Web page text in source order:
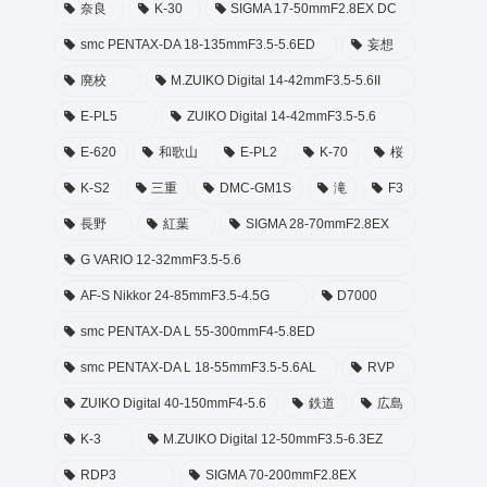
奈良 K-30 SIGMA 17-50mmF2.8EX DC
smc PENTAX-DA 18-135mmF3.5-5.6ED 妄想
廃校 M.ZUIKO Digital 14-42mmF3.5-5.6II
E-PL5 ZUIKO Digital 14-42mmF3.5-5.6
E-620 和歌山 E-PL2 K-70 桜
K-S2 三重 DMC-GM1S 滝 F3
長野 紅葉 SIGMA 28-70mmF2.8EX
G VARIO 12-32mmF3.5-5.6
AF-S Nikkor 24-85mmF3.5-4.5G D7000
smc PENTAX-DA L 55-300mmF4-5.8ED
smc PENTAX-DA L 18-55mmF3.5-5.6AL RVP
ZUIKO Digital 40-150mmF4-5.6 鉄道 広島
K-3 M.ZUIKO Digital 12-50mmF3.5-6.3EZ
RDP3 SIGMA 70-200mmF2.8EX